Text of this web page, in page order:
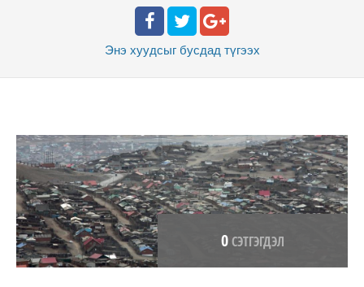
Энэ хуудсыг бусдад түгээх
0СЭТГЭГДЭЛ